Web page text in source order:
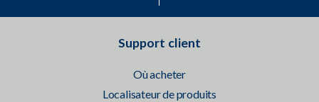
Support client
Où acheter
Localisateur de produits